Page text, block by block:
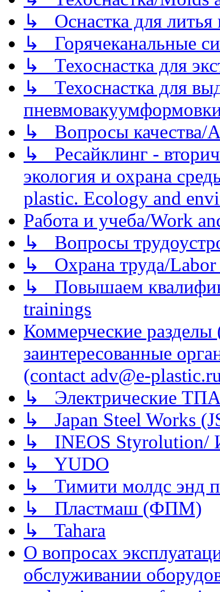
↳ Оснастка для литья
↳ Горячеканальные
↳ Техоснастка для
↳ Техоснастка для
↳ Вопросы качества/
↳ Ресайклинг -
экология и охрана
plastic. Ecology and
Работа и учеба/Work
↳ Вопросы
↳ Охрана труда/Labor
↳ Повышаем
trainings
Коммерческие
заинтересованные
(contact adv@e-
↳ Электрические
↳ Japan Steel Works
↳ INEOS
↳ YUDO
↳ Тимити молдс энд
↳ Пластмаш (ФПМ)
↳ Tahara
О вопросах
обслуживании